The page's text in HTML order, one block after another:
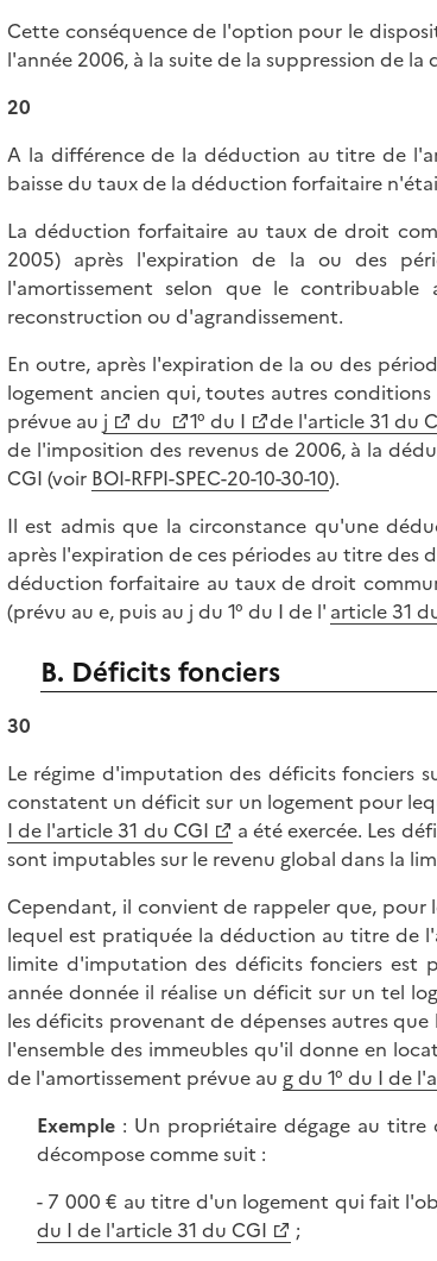
Cette conséquence de l'option pour le
l'année 2006, à la suite de la suppression de
20
A la différence de la déduction au titre de
baisse du taux de la déduction forfaitaire
La déduction forfaitaire au taux de droit
2005) après l'expiration de la ou des
l'amortissement selon que le
reconstruction ou d'agrandissement.
En outre, après l'expiration de la ou des
logement ancien qui, toutes autres
prévue au j du 1° du I de l'article 31 du
de l'imposition des revenus de 2006, à la
CGI (voir BOI-RFPI-SPEC-20-10-30-10).
Il est admis que la circonstance qu'une
après l'expiration de ces périodes au titre des
déduction forfaitaire au taux de droit
(prévu au e, puis au j du 1° du I de l' article 31
B. Déficits fonciers
30
Le régime d'imputation des déficits fonciers
constatent un déficit sur un logement pour
I de l'article 31 du CGI
a été exercée. Les
sont imputables sur le revenu global dans la
Cependant, il convient de rappeler que,
lequel est pratiquée la déduction au titre de
limite d'imputation des déficits fonciers est
année donnée il réalise un déficit sur un tel
les déficits provenant de dépenses autres
l'ensemble des immeubles qu'il donne en
de l'amortissement prévue au g du 1° du I de
Exemple: Un propriétaire dégage au titre
décompose comme suit :
- 7 000 € au titre d'un logement qui fait
du I de l'article 31 du CGI
;